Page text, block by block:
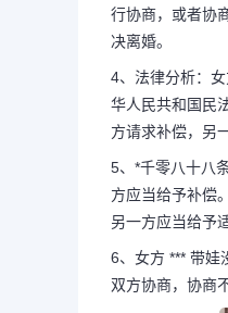
行协商，或者协
决离婚。
4、法律分析：
华人民共和国民
方请求补偿，另
5、*千零八十八
方应当给予补偿
另一方应当给予
6、女方 *** 带娃
双方协商，协商
1、女方
给予补偿。根
人、协助另一
方请求补偿...